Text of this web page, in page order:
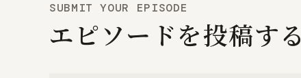
SUBMIT YOUR EPISODE
エピソードを投稿する